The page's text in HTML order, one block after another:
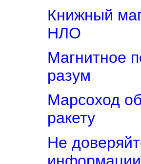
Книжный
НЛО
Магнитное
разум
Марсоход
ракету
Не
информации